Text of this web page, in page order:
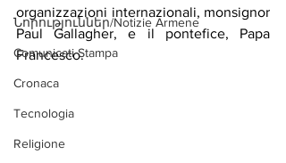
Նորություններ/Notizie Armene
Comunicati Stampa
Cronaca
Tecnologia
Religione
organizzazioni internazionali, monsignor
Paul Gallagher, e il pontefice, Papa
Francesco.